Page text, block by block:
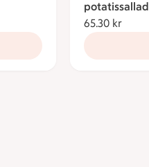
potatissallad
65.30 kr